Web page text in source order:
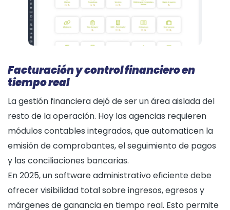
Facturación y control financiero en
tiempo real
La gestión financiera dejó de ser un área aislada del
resto de la operación. Hoy las agencias requieren
módulos contables integrados, que automaticen la
emisión de comprobantes, el seguimiento de pagos
y las conciliaciones bancarias.
En 2025, un software administrativo eficiente debe
ofrecer visibilidad total sobre ingresos, egresos y
márgenes de ganancia en tiempo real. Esto permite